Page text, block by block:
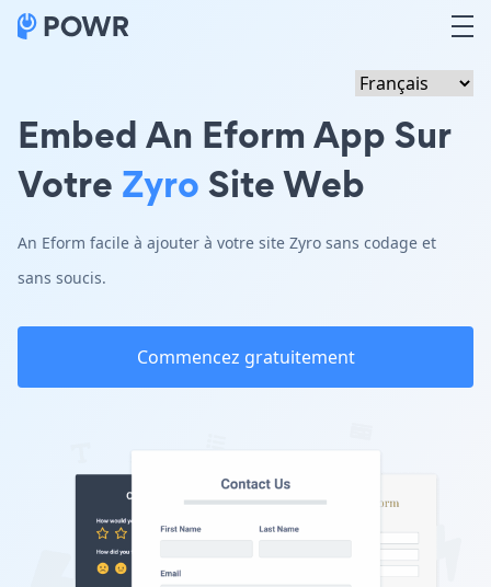
Embed An Eform App Sur
Votre ZyroSite Web
An Eform facile à ajouter à votre site Zyro sans codage et
sans soucis.
Commencez gratuitement